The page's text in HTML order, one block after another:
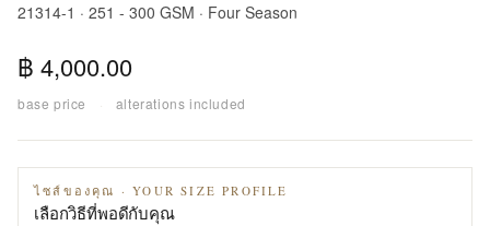
21314-1 · 251 - 300 GSM · Four Season
฿ 4,000.00
base price · alterations included
ไซส์ของคุณ · YOUR SIZE PROFILE
เลือกวิธีที่พอดีกับคุณ